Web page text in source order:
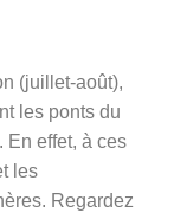
(juillet-août),
les ponts du
. En effet, à ces
les
Regardez